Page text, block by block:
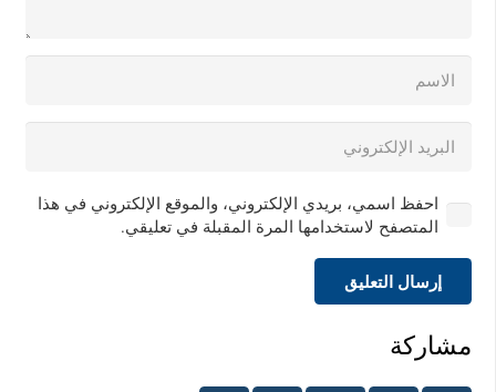
احفظ اسمي، بريدي الإلكتروني، والموقع الإلكتروني في هذا
المتصفح لاستخدامها المرة المقبلة في تعليقي.
إرسال التعليق
مشاركة